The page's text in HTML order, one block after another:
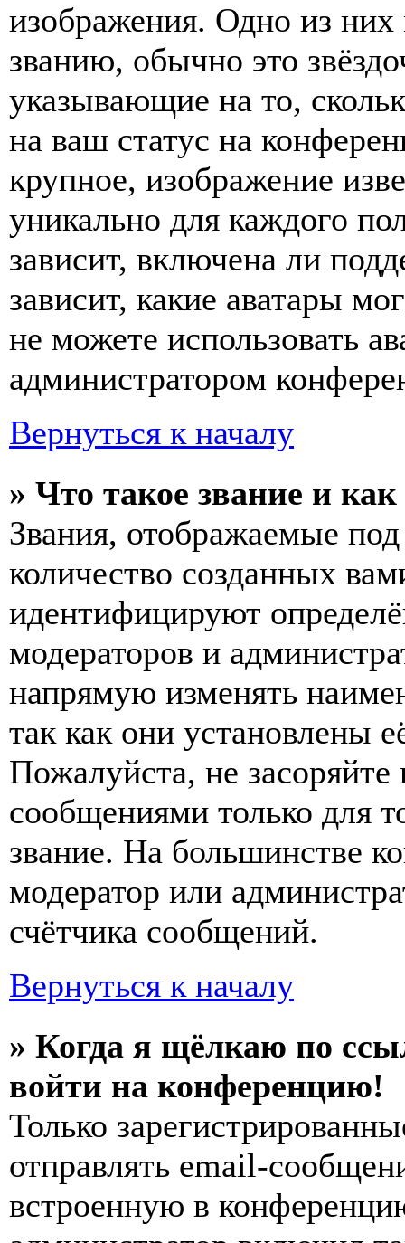
изображения. Одно из
званию, обычно это
указывающие на то,
на ваш статус на
крупное, изображение
уникально для каждого
зависит, включена ли
зависит, какие аватары
не можете использовать
администратором
Вернуться к началу
» Что такое звание и
Звания, отображаемые
количество созданных
идентифицируют
модераторов и
напрямую изменять
так как они установлены
Пожалуйста, не
сообщениями только для
звание. На большинстве
модератор или
счётчика сообщений.
Вернуться к началу
» Когда я щёлкаю по
войти на конференцию!
Только
отправлять email-
встроенную в